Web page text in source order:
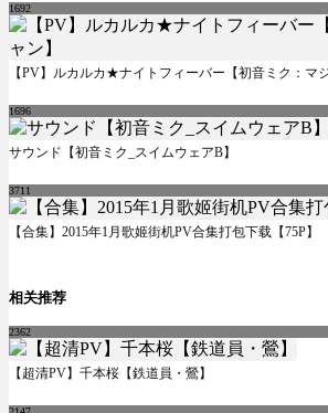
1692
【PV】ルカルカ★ナイトフィーバー【初音ミク：マ
1696
サウンド【初音ミク_スイムウェアB】
3711
【合集】2015年1月歌姬街机PV合集打包下载【75P】
相关推荐
2362
【超清PV】千本桜【鉄道員・鶯】